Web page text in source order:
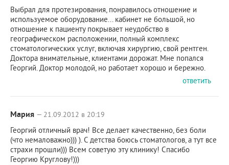
Выбрал для протезирования, понравилось отношение и
используемое оборудование... кабинет не большой, но
отношение к пациенту покрывает неудобство в
географическом расположении, полный комплекс
стоматологических услуг, включая хирургию, свой рентген.
Доктора внимательные, клиентами дорожат. Мне попался
Георгий. Доктор молодой, но работает хорошо и бережно.
ответить
Мария — 21.09.2012 в 20:19
Георгий отличный врач! Все делает качественно, без боли
(что немаловажно))) ). С детства боюсь стоматологов, а тут все
страхи прошли))) Всем советую эту клинику! Спасибо
Георгию Круглову!)))